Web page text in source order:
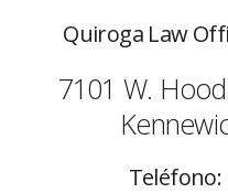
Quiroga Law
7101 W.
Teléfono: